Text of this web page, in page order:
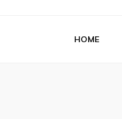
HOME